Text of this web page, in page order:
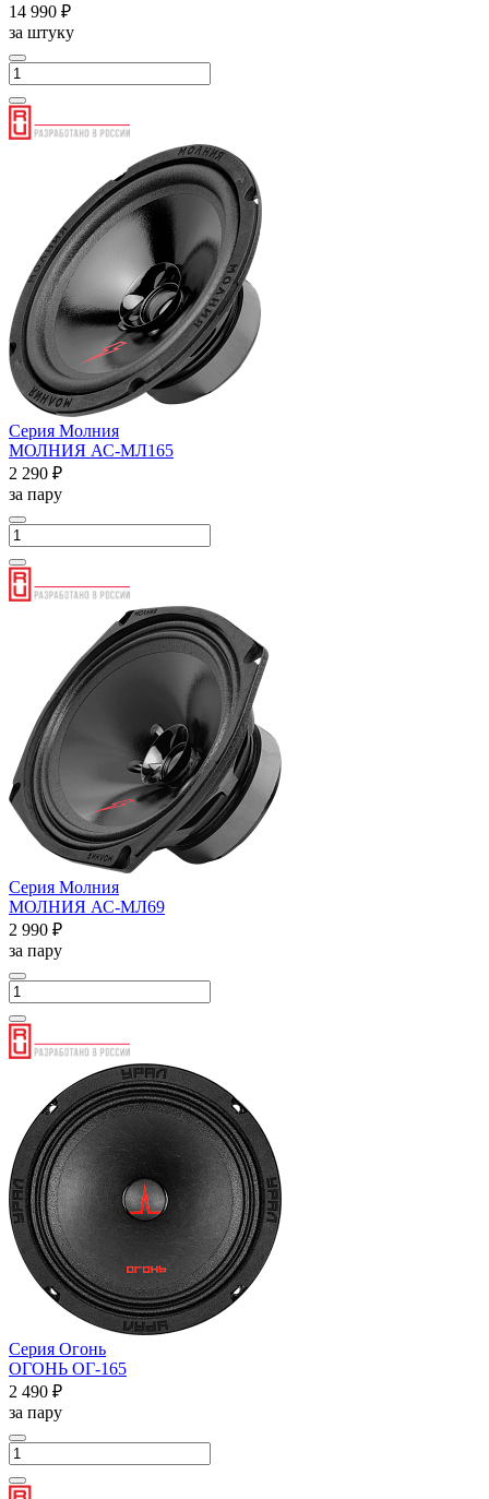
14 990 ₽
за штуку
Серия Молния
МОЛНИЯ АС-МЛ165
2 290 ₽
за пару
Серия Молния
МОЛНИЯ АС-МЛ69
2 990 ₽
за пару
Серия Огонь
ОГОНЬ ОГ-165
2 490 ₽
за пару